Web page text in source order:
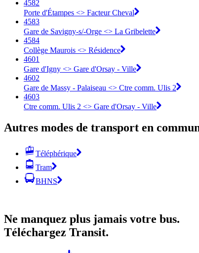
4582
Porte d'Étampes <> Facteur Cheval
4583
Gare de Savigny-s/-Orge <> La Gribelette
4584
Collège Maurois <> Résidence
4601
Gare d'Igny <>︎ Gare d'Orsay - Ville
4602
Gare de Massy - Palaiseau <>︎ Ctre comm. Ulis 2
4603
Ctre comm. Ulis 2 <>︎ Gare d'Orsay - Ville
Autres modes de transport en
Téléphérique
Tram
BHNS
Ne manquez plus jamais votre bus.
Téléchargez Transit.